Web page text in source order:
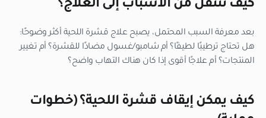
كيف ننتقل من الأسباب إلى العلاج؟
بعد معرفة السبب المحتمل، يصبح علاج قشرة اللحية أكثر وضوحًا:
هل تحتاج ترطيبًا لطيفًا؟ أم شامبو/غسول مضادًا للقشرة؟ أم تغيير
المنتجات؟ أم علاجًا أقوى إذا كان هناك التهاب واضح؟
كيف يمكن إيقاف قشرة اللحية؟ (خطوات